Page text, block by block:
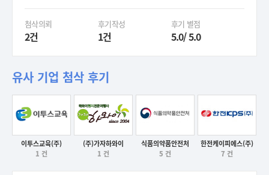
첨삭의뢰
2건
후기작성
1건
후기 별점
5.0/ 5.0
유사 기업 첨삭 후기
후기보기
이투스교육(주)
1 건
후기보기
(주)가자하와이
1 건
후기보기
식품의약품안전처
5 건
후기보기
한전케이피에스(주)
7 건